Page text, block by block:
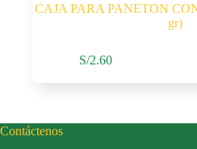
CAJA PARA PANETON
gr)
S/2.60
Contáctenos